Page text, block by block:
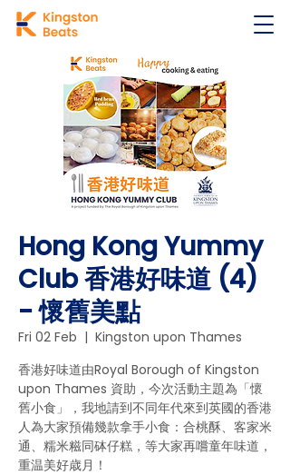
Hong Kong Yummy
Club 香港好味道 (4)
- 懷舊美點
Fri 02 Feb
  |
Kingston upon Thames
香港好味道由Royal Borough of Kingston
upon Thames 資助，今次活動主題為「懷
舊小食」，我地請到不同年代來到英國的香港
人為大家預備幾款拿手小食：合桃酥、客家米
通、糯米糍同砵仔糕，等大家再嚐童年味道，
重温美好歳月！